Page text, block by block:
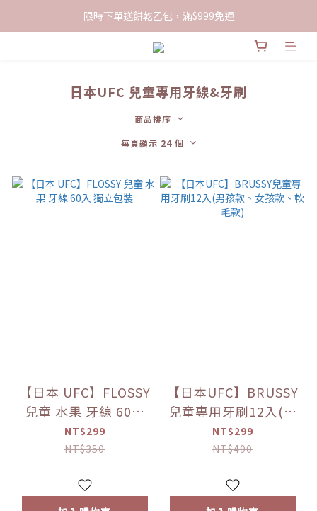
限時下單送餅乾乙包，滿$999免運
限時下單送餅乾乙包，滿$999免運
加入會員領100現折購物金
日本UFC 兒童專用牙線&牙刷
商品排序
每頁顯示 24 個
【日本 UFC】FLOSSY
兒童 水果 牙線 60入
獨立包裝
NT$299
NT$350
【日本UFC】BRUSSY
兒童專用牙刷12入(男
孩款、女孩款、軟毛
款)
NT$299
NT$490